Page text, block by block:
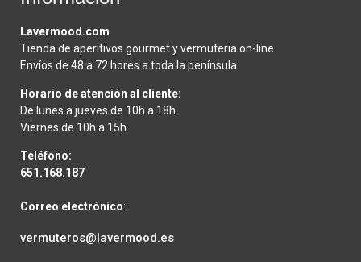
Lavermood.com
Tienda de aperitivos gourmet y vermuteria on-line.
Envíos de 48 a 72 hores a toda la península.
Horario de atención al cliente:
De lunes a jueves de 10h a 18h
Viernes de 10h a 15h
Teléfono:
651.168.187
Correo electrónico:
vermuteros@lavermood.es